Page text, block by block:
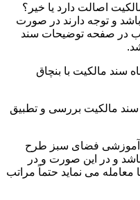
اصالت دارد یا خیر؟
و توجه دارند در صورت
در صفحه توضیحات سند
سند مالکیت با بنچاق
سند مالکیت بررسی و تطبیق
آموزشی فضای سبز طرح
و در این صورت و در
معامله می نماید حتماً مراتب